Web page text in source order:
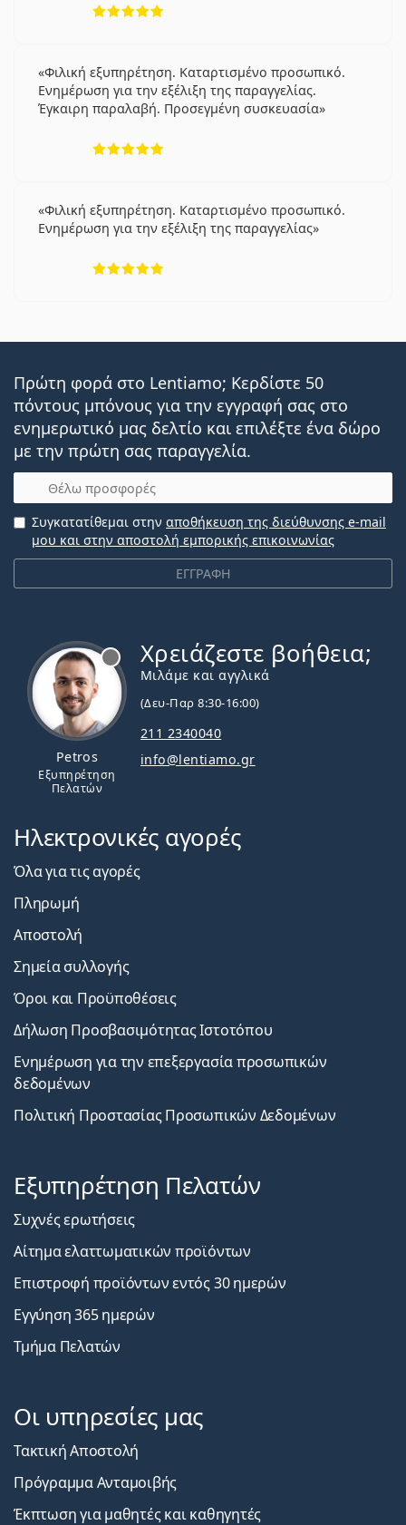
Φιλική εξυπηρέτηση. Καταρτισμένο προσωπικό.
Ενημέρωση για την εξέλιξη της παραγγελίας.
Έγκαιρη παραλαβή. Προσεγμένη συσκευασία
Φιλική εξυπηρέτηση. Καταρτισμένο προσωπικό.
Ενημέρωση για την εξέλιξη της παραγγελίας
Πρώτη φορά στο Lentiamo; Κερδίστε 50
πόντους μπόνους για την εγγραφή σας στο
ενημερωτικό μας δελτίο και επιλέξτε ένα δώρο
με την πρώτη σας παραγγελία.
Email
ΕΓΓΡΑΦΗ
Συγκατατίθεμαι στην αποθήκευση της διεύθυνσης e-mail
μου και στην αποστολή εμπορικής επικοινωνίας
Petros
Εξυπηρέτηση
Πελατών
Χρειάζεστε βοήθεια;
Μιλάμε και αγγλικά
(Δευ-Παρ 8:30-16:00)
211 2340040
info@lentiamo.gr
Ηλεκτρονικές αγορές
Όλα για τις αγορές
Πληρωμή
Αποστολή
Σημεία συλλογής
Όροι και Προϋποθέσεις
Δήλωση Προσβασιμότητας Ιστοτόπου
Ενημέρωση για την επεξεργασία προσωπικών
δεδομένων
Πολιτική Προστασίας Προσωπικών Δεδομένων
Εξυπηρέτηση Πελατών
Συχνές ερωτήσεις
Αίτημα ελαττωματικών προϊόντων
Επιστροφή προϊόντων εντός 30 ημερών
Εγγύηση 365 ημερών
Τμήμα Πελατών
Οι υπηρεσίες μας
Τακτική Αποστολή
Πρόγραμμα Ανταμοιβής
Έκπτωση για μαθητές και καθηγητές